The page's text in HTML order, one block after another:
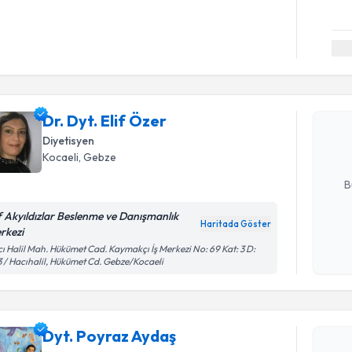
Dr. Dyt. Elif Özer
Diyetisyen
Kocaeli, Gebze
Akyıldızlar Beslenme ve Danışmanlık
Haritada Göster
Halil Mah. Hükümet Cad. Kaymakçı İş Merkezi No: 69 Kat: 3 D:
/ Hacıhalil, Hükümet Cd. Gebze/Kocaeli
Dyt. Poyraz Aydaş
Randevu
Dyt.